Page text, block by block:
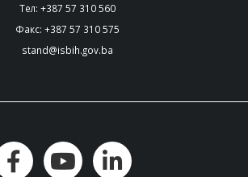
Тел: +387 57 310 560
Факс: +387 57 310 575
stand@isbih.gov.ba